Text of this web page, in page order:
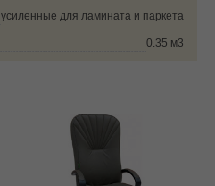
усиленные для ламината и паркета
0.35 м3